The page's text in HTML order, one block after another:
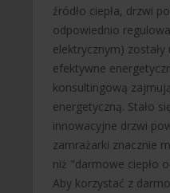
źródło ciepła, drzwi
odpowiednio
elektrycznym)
efektywne
konsultingową
energetyczną. Stało
innowacyjne drzwi
zamrażarki znacznie
niż "darmowe ciepło
Aby korzystać z